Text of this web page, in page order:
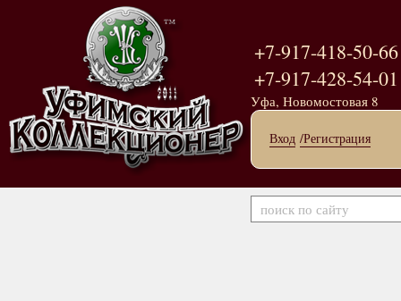
+7-917-418-50-66
+7-917-428-54-01
Уфа, Новомостовая 8
Вход /Регистрация